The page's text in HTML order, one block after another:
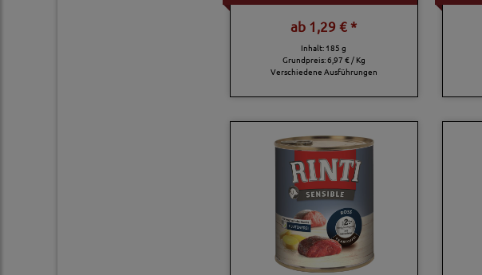
ab 1,29 € *
Inhalt: 185 g
Grundpreis:6,97 € / Kg
Verschiedene Ausführungen